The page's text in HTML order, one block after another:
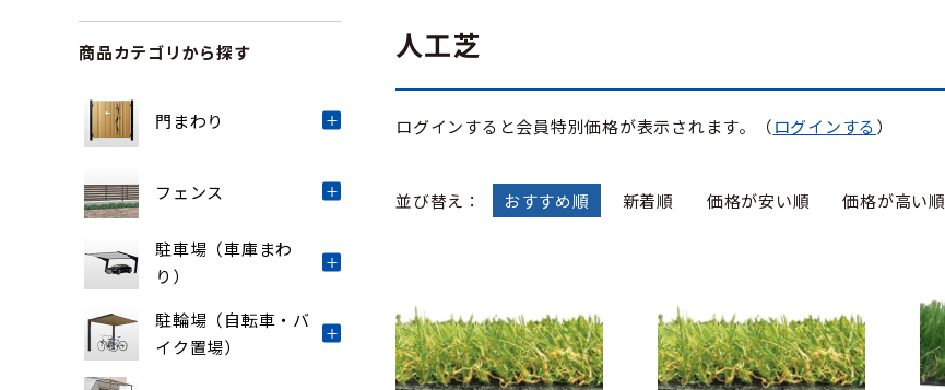
商品カテゴリから探す
門まわり
フェンス
駐車場（車庫まわ
り）
駐輪場（自転車・バ
イク置場）
人工芝
ログインすると会員特別価格が表示されます。（ログインする）
並び替え おすすめ順 新着順 価格が安い順 価格が高い順